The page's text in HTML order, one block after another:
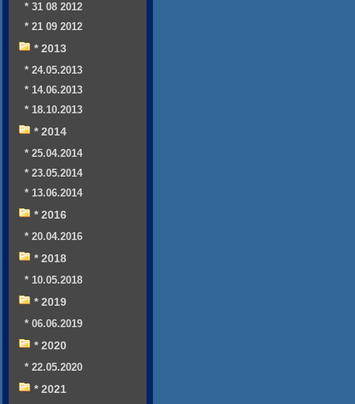
* 31 08 2012
* 21 09 2012
* 2013
* 24.05.2013
* 14.06.2013
* 18.10.2013
* 2014
* 25.04.2014
* 23.05.2014
* 13.06.2014
* 2016
* 20.04.2016
* 2018
* 10.05.2018
* 2019
* 06.06.2019
* 2020
* 22.05.2020
* 2021